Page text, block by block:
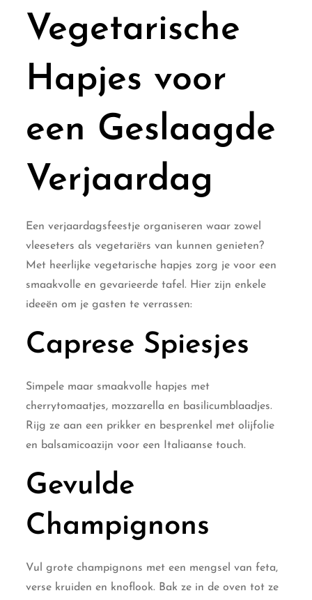
Vegetarische
Hapjes voor
een Geslaagde
Verjaardag
Een verjaardagsfeestje organiseren waar zowel
vleeseters als vegetariërs van kunnen genieten?
Met heerlijke vegetarische hapjes zorg je voor een
smaakvolle en gevarieerde tafel. Hier zijn enkele
ideeën om je gasten te verrassen:
Caprese Spiesjes
Simpele maar smaakvolle hapjes met
cherrytomaatjes, mozzarella en basilicumblaadjes.
Rijg ze aan een prikker en besprenkel met olijfolie
en balsamicoazijn voor een Italiaanse touch.
Gevulde
Champignons
Vul grote champignons met een mengsel van feta,
verse kruiden en knoflook. Bak ze in de oven tot ze